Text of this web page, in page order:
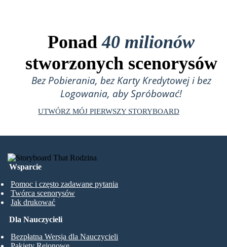
Ponad40 milionów
stworzonych scenorysów
Bez Pobierania, bez Karty Kredytowej i bez
Logowania, aby Spróbować!
UTWÓRZ MÓJ PIERWSZY STORYBOARD
Wsparcie
Pomoc i często zadawane pytania
Twórca scenorysów
Jak drukować
Dla Nauczycieli
Bezpłatna Wersja dla Nauczycieli